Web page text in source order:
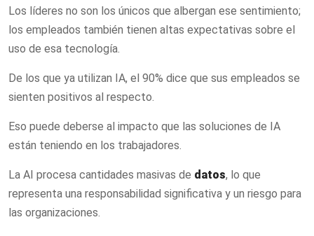
Los líderes no son los únicos que albergan ese sentimiento;
los empleados también tienen altas expectativas sobre el
uso de esa tecnología.
De los que ya utilizan IA, el 90% dice que sus empleados se
sienten positivos al respecto.
Eso puede deberse al impacto que las soluciones de IA
están teniendo en los trabajadores.
La AI procesa cantidades masivas de datos, lo que
representa una responsabilidad significativa y un riesgo para
las organizaciones.